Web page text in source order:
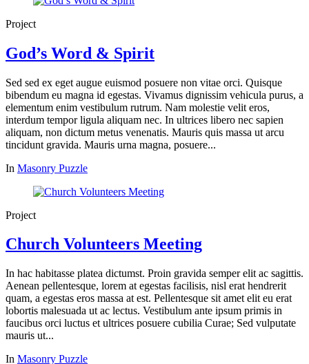
Project
God’s Word & Spirit
Sed sed ex eget augue euismod posuere non vitae orci. Quisque
bibendum eu magna id egestas. Vivamus dignissim vehicula purus, a
elementum enim vestibulum rutrum. Nam molestie velit eros,
interdum tempor ligula aliquam nec. In ultrices libero nec sapien
aliquam, non dictum metus venenatis. Mauris quis massa ut arcu
tincidunt gravida. Mauris urna magna, posuere...
In Masonry Puzzle
Project
Church Volunteers Meeting
In hac habitasse platea dictumst. Proin gravida semper elit ac sagittis.
Aenean pellentesque, lorem at egestas facilisis, nisl erat hendrerit
quam, a egestas eros massa at est. Pellentesque sit amet elit eu erat
lobortis malesuada ut ac lectus. Vestibulum ante ipsum primis in
faucibus orci luctus et ultrices posuere cubilia Curae; Sed vulputate
mauris ut...
In Masonry Puzzle